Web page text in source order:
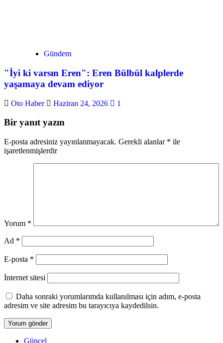
Gündem
"İyi ki varsın Eren": Eren Bülbül kalplerde
yaşamaya devam ediyor
Oto Haber Haziran 24, 2026 1
Bir yanıt yazın
E-posta adresiniz yayınlanmayacak. Gerekli alanlar * ile
işaretlenmişlerdir
Yorum *
Ad *
E-posta *
İnternet sitesi
Daha sonraki yorumlarımda kullanılması için adım, e-posta
adresim ve site adresim bu tarayıcıya kaydedilsin.
Güncel